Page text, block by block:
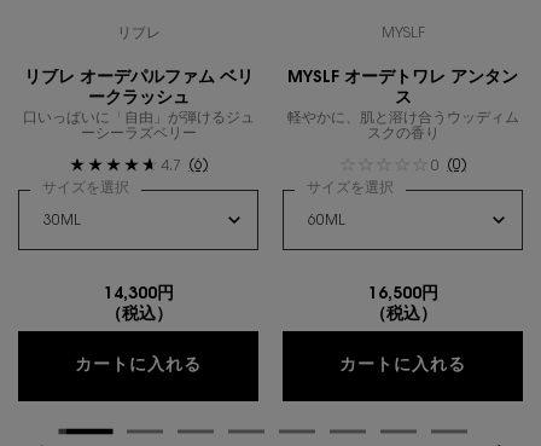
リブレ
リブレ オーデパルファム ベリ
ークラッシュ
口いっぱいに「自由」が弾けるジュ
ーシーラズベリー
4.7
(6)
サイズを選択
14,300円
（税込）
カートに入れる リブレ オーデパルファム ベリークラッ
MYSLF
MYSLF オーデトワレ アンタン
ス
軽やかに、肌と溶け合うウッディム
スクの香り
0
(0)
サイズを選択
16,500円
（税込）
カートに入れる